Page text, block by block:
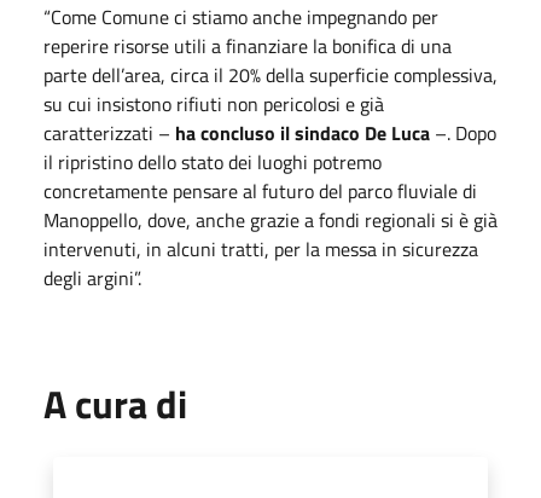
“Come Comune ci stiamo anche impegnando per
reperire risorse utili a finanziare la bonifica di una
parte dell’area, circa il 20% della superficie complessiva,
su cui insistono rifiuti non pericolosi e già
caratterizzati – ha concluso il sindaco De Luca –. Dopo
il ripristino dello stato dei luoghi potremo
concretamente pensare al futuro del parco fluviale di
Manoppello, dove, anche grazie a fondi regionali si è già
intervenuti, in alcuni tratti, per la messa in sicurezza
degli argini”.
A cura di